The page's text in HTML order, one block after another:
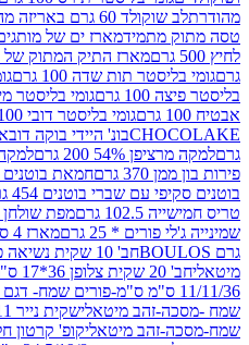
60 גרם באריזה מהודרת
מארז
מארז ים של מותגיםמארז
מארז התיק המתוק של טסה
תות שדה 100 גרם
גומי בליסטר
גרם
גומי בליסטר מילקשייק 100 גרם
גומי בליסטר דובי 100 גרם
בונ' היידי בוקה דובאי 120ג'
200 גרם
למקה מרציפן 38% 200 גרם
גרם
חמאת בוטנים סקיפי קלאסי 454
עם שברי בוטנים 454 גרם
ממרח נוטלה
גרם
מפת שולחן פורים כ 274*137 סמ ניילון
* 25 גרם
זהב מיטאלי
מיטאלי